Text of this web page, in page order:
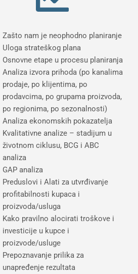
Zašto nam je neophodno planiranje
Uloga strateškog plana
Osnovne etape u procesu planiranja
Analiza izvora prihoda (po kanalima
prodaje, po klijentima, po
prodavcima, po grupama proizvoda,
po regionima, po sezonalnosti)
Analiza ekonomskih pokazatelja
Kvalitativne analize – stadijum u
životnom ciklusu, BCG i ABC
analiza
GAP analiza
Preduslovi i Alati za utvrđivanje
profitabilnosti kupaca i
proizvoda/usluga
Kako pravilno alocirati troškove i
investicije u kupce i
proizvode/usluge
Prepoznavanje prilika za
unapređenje rezultata